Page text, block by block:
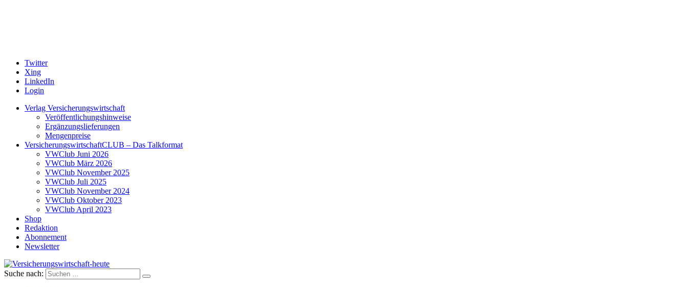
Twitter
Xing
LinkedIn
Login
Verlag Versicherungswirtschaft
Veröffentlichungshinweise
Ergänzungslieferungen
Mengenpreise
VersicherungswirtschaftCLUB – Das Talkformat
VWClub Juni 2026
VWClub März 2026
VWClub November 2025
VWClub Juli 2025
VWClub November 2024
VWClub Oktober 2023
VWClub April 2023
Shop
Redaktion
Abonnement
Newsletter
Versicherungswirtschaft-heute
Suche nach: